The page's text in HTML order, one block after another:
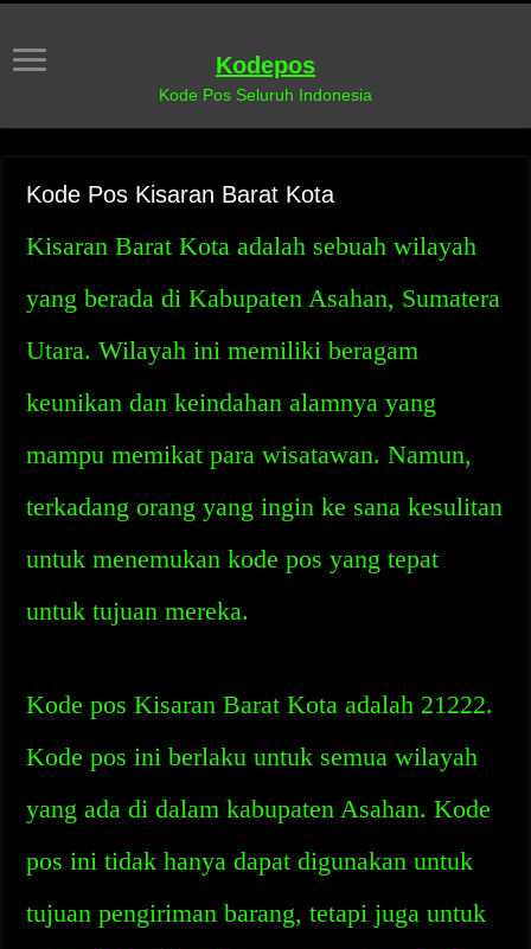
Kodepos
Kode Pos Seluruh Indonesia
Kode Pos Kisaran Barat Kota
Kisaran Barat Kota adalah sebuah wilayah
yang berada di Kabupaten Asahan, Sumatera
Utara. Wilayah ini memiliki beragam
keunikan dan keindahan alamnya yang
mampu memikat para wisatawan. Namun,
terkadang orang yang ingin ke sana kesulitan
untuk menemukan kode pos yang tepat
untuk tujuan mereka.
Kode pos Kisaran Barat Kota adalah 21222.
Kode pos ini berlaku untuk semua wilayah
yang ada di dalam kabupaten Asahan. Kode
pos ini tidak hanya dapat digunakan untuk
tujuan pengiriman barang, tetapi juga untuk